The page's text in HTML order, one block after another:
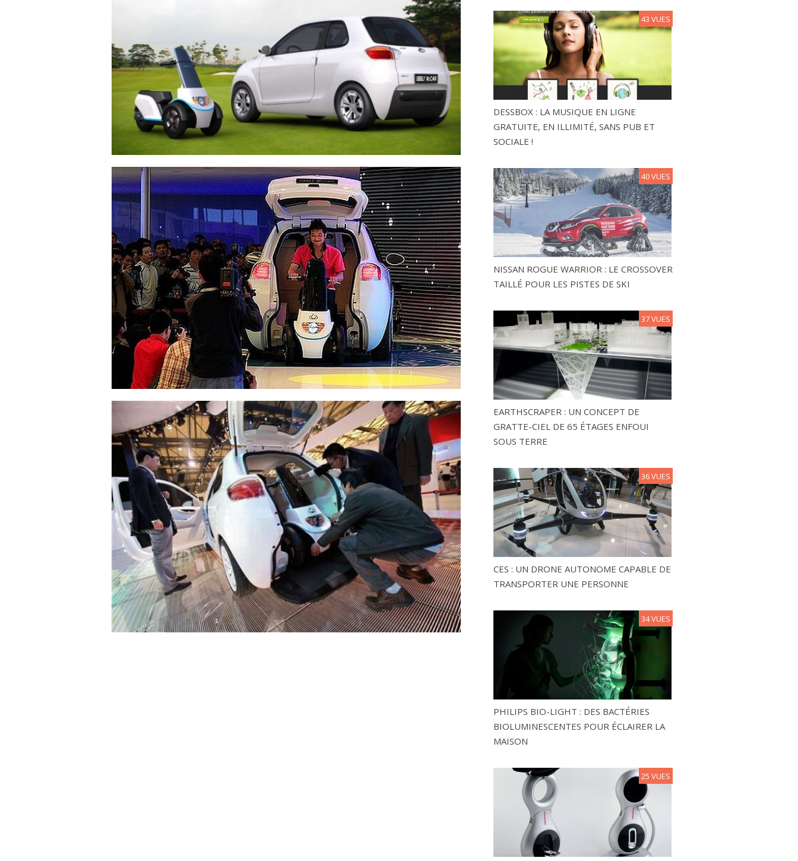
DESSBOX : LA MUSIQUE EN LIGNE
GRATUITE, EN ILLIMITÉ, SANS PUB ET
SOCIALE !
43 VUES
NISSAN ROGUE WARRIOR : LE CROSSOVER
TAILLÉ POUR LES PISTES DE SKI
40 VUES
EARTHSCRAPER : UN CONCEPT DE
GRATTE-CIEL DE 65 ÉTAGES ENFOUI
SOUS TERRE
37 VUES
CES : UN DRONE AUTONOME CAPABLE DE
TRANSPORTER UNE PERSONNE
36 VUES
PHILIPS BIO-LIGHT : DES BACTÉRIES
BIOLUMINESCENTES POUR ÉCLAIRER LA
MAISON
34 VUES
25 VUES